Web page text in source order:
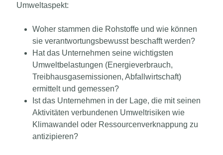
Umweltaspekt:
Woher stammen die Rohstoffe und wie können
sie verantwortungsbewusst beschafft werden?
Hat das Unternehmen seine wichtigsten
Umweltbelastungen (Energieverbrauch,
Treibhausgasemissionen, Abfallwirtschaft)
ermittelt und gemessen?
Ist das Unternehmen in der Lage, die mit seinen
Aktivitäten verbundenen Umweltrisiken wie
Klimawandel oder Ressourcenverknappung zu
antizipieren?